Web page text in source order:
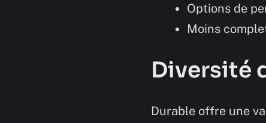
Options de
Moins
Diversité
Durable offre une